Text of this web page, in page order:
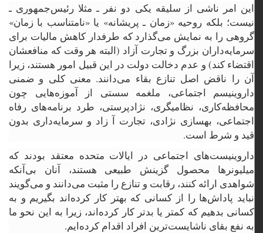
این امر ناشی از سلیقه یکی دو نفر ـ مثلا رئیس‌جمهوری ـ
نیست؛ بلکه روحیه «زمان ـ پریشانه» یا «نامتناسب با زمان»
گروهی را به نمایش می‌گذارد که طرفدار کاهش مالیات برای
سرمایه‌داران بزرگ و تجارت آزاد (البته هر وقت که منافعشان
اقتضاء کند) و عدم دخالت دولت در این قبیل امور هستند، زیرا
آن را ناقض اصل تنازع بقاء می‌دانند. معنی کلی و ضمنی
داروینیسم اجتماعی، ملغمه سستی از آموزه‌هایی چون
محافظه‌کاری، نظامیگری، نژادپرستی، طرد برنامه‌های رفاه
اجتماعی، بهسازی نژادی، تجارت آ زاد و سرمایه‌داری بدون
قید و شرط است.
داروینیست‌های اجتماعی در ایالات متحده معتقد بودند که
میلیونرها محصول گزینش طبیعی هستند، آنان بی‌آنکه
شواهدی ارائه کنند، رقابت و تنازع را مثبت می‌دانند و می‌گویند
نباید پاداش‌ها را از کسانی که بهتر کار کرده‌اند بگیریم و به
کسانی بدهیم که کمتر یا بدتر کار کرده‌اند، زیرا به این نحو ما
به نفع بقای ناشایست‌ترین افراد اقدام کرده‌ایم.